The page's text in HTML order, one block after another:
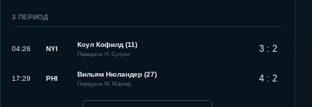
3 ПЕРИОД
04:26 NYI
Коул Кофилд (11)
Передача: Н. Сузуки 3 : 2
17:29 PHI
Вильям Нюландер (27)
Передача: М. Марнер 4 : 2